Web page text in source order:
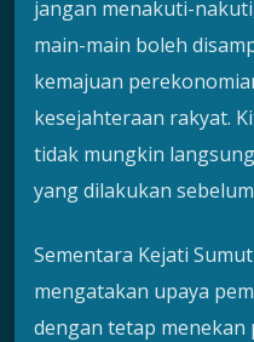
jangan menakuti-
main-main boleh
kemajuan
kesejahteraan rakyat.
tidak mungkin
yang dilakukan
Sementara Kejati
mengatakan upaya
dengan tetap menekan